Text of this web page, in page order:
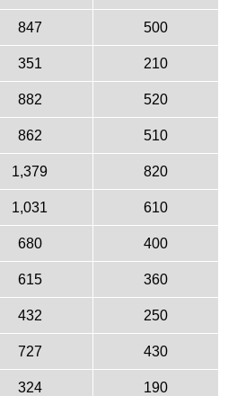
847 500
351 210
882 520
862 510
1,379 820
1,031 610
680 400
615 360
432 250
727 430
324 190